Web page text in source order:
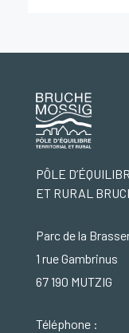
PÔLE
ET RURAL
Parc de la
1 rue Gambrinus
67 190 MUTZIG
Téléphone :